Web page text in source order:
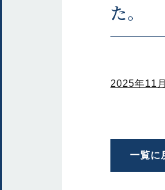
た。
2025年11
一覧に